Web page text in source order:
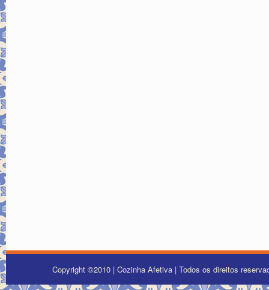
Copyright ©2010 | Cozinha Afetiva | Todos os direitos